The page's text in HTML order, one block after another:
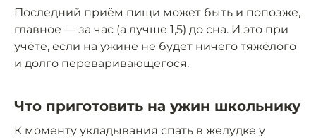
Последний приём пищи может быть и попозже,
главное — за час (а лучше 1,5) до сна. И это при
учёте, если на ужине не будет ничего тяжёлого
и долго переваривающегося.
Что приготовить на ужин школьнику
К моменту укладывания спать в желудке у